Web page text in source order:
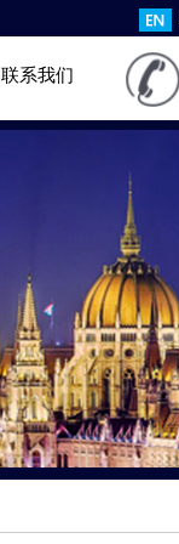
联系我们